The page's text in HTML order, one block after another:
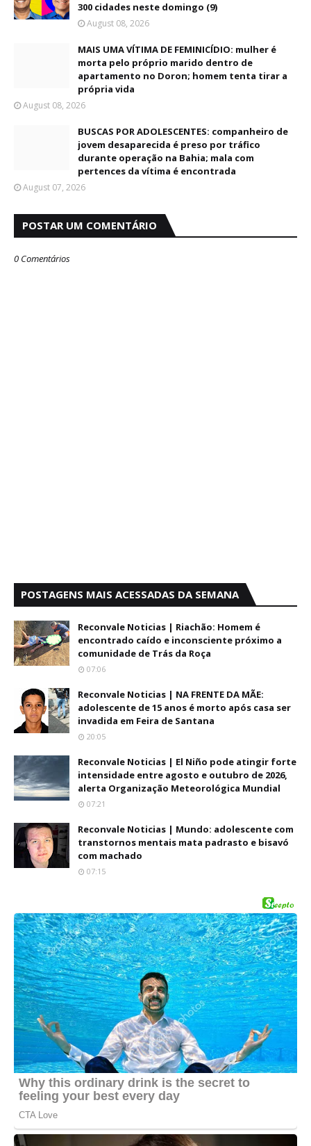
300 cidades neste domingo (9)
August 08, 2026
MAIS UMA VÍTIMA DE FEMINICÍDIO: mulher é
morta pelo próprio marido dentro de
apartamento no Doron; homem tenta tirar a
própria vida
August 08, 2026
BUSCAS POR ADOLESCENTES: companheiro de
jovem desaparecida é preso por tráfico
durante operação na Bahia; mala com
pertences da vítima é encontrada
August 07, 2026
POSTAR UM COMENTÁRIO
0 Comentários
POSTAGENS MAIS ACESSADAS DA SEMANA
Reconvale Noticias | Riachão: Homem é
encontrado caído e inconsciente próximo a
comunidade de Trás da Roça
07:06
Reconvale Noticias | NA FRENTE DA MÃE:
adolescente de 15 anos é morto após casa ser
invadida em Feira de Santana
20:05
Reconvale Noticias | El Niño pode atingir forte
intensidade entre agosto e outubro de 2026,
alerta Organização Meteorológica Mundial
07:21
Reconvale Noticias | Mundo: adolescente com
transtornos mentais mata padrasto e bisavó
com machado
07:15